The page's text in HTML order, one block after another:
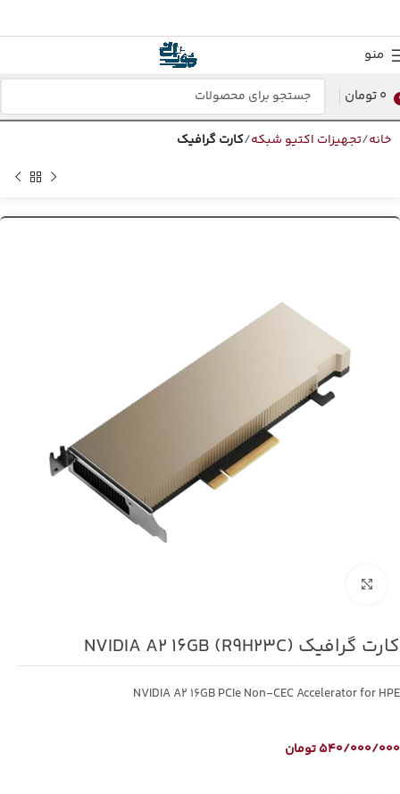
منو
0تومان
خانه تجهیزات اکتیو شبکه کارت گرافیک
کارت گرافیک NVIDIA A2 16GB (R9H23C)
NVIDIA A2 16GB PCIe Non‑CEC Accelerator for HPE
540/000/000تومان